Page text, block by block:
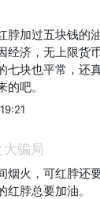
脖加过五块钱的
经济，无上限货
七块也平常，还
吧。
大骗局
烟火，可红脖还
红脖总要加油。